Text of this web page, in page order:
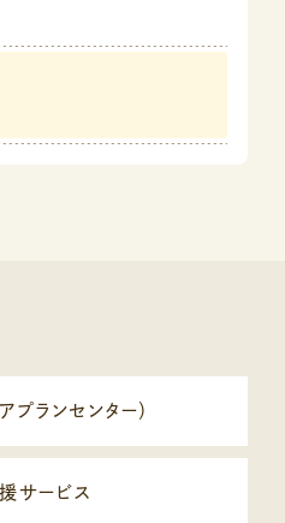
ランセンター）
サービス